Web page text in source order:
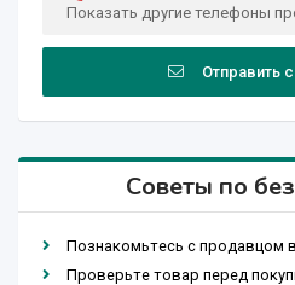
Показать другие телефоны
Отправить
Советы по
Познакомьтесь с продавцом
Проверьте товар перед